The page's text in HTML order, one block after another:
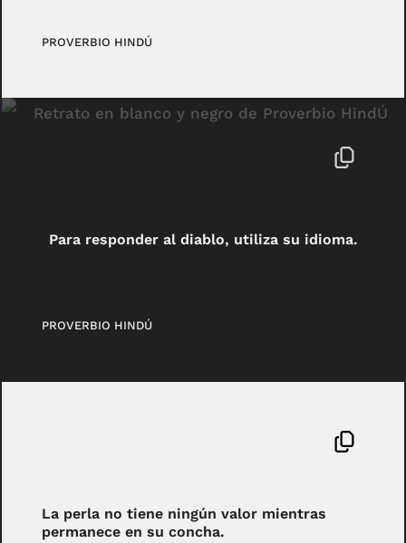
PROVERBIO HINDÚ
Para responder al diablo, utiliza su idioma.
PROVERBIO HINDÚ
La perla no tiene ningún valor mientras
permanece en su concha.